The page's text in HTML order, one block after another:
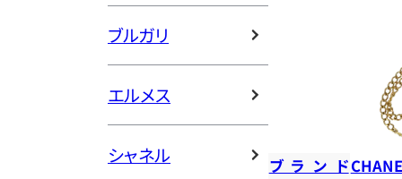
ブルガリ
エルメス
シャネル ブランド